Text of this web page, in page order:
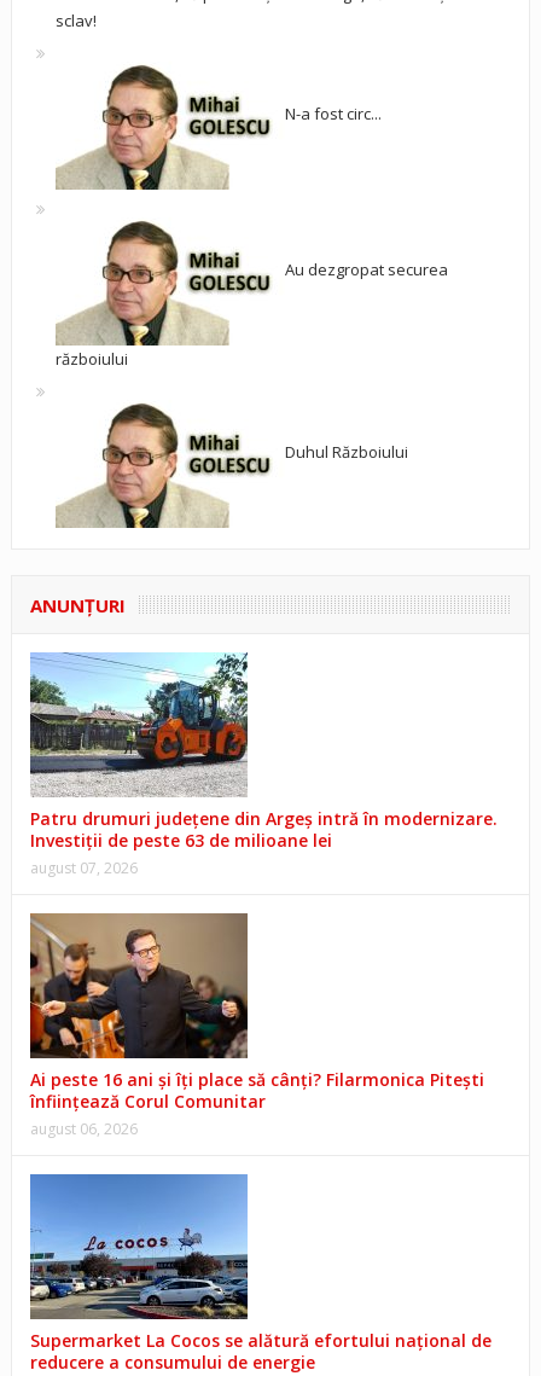
sclav!
N-a fost circ...
Au dezgropat securea
războiului
Duhul Războiului
ANUNŢURI
Patru drumuri județene din Argeș intră în modernizare.
Investiții de peste 63 de milioane lei
august 07, 2026
Ai peste 16 ani și îți place să cânți? Filarmonica Pitești
înființează Corul Comunitar
august 06, 2026
Supermarket La Cocos se alătură efortului național de
reducere a consumului de energie